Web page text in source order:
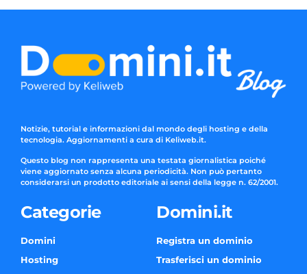
Notizie, tutorial e informazioni dal mondo degli hosting e della
tecnologia. Aggiornamenti a cura di Keliweb.it.
Questo blog non rappresenta una testata giornalistica poiché
viene aggiornato senza alcuna periodicità. Non può pertanto
considerarsi un prodotto editoriale ai sensi della legge n. 62/2001.
Categorie
Domini
Hosting
Domini.it
Registra un dominio
Trasferisci un dominio